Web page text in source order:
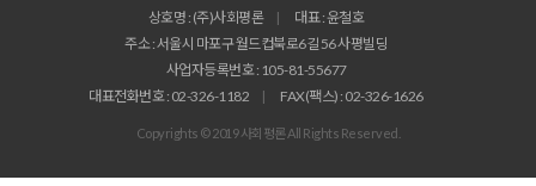
상호명 : (주)사회평론
대표 : 윤철호
주소 : 서울시 마포구 월드컵북로6길 56 사평빌딩
사업자등록번호 : 105-81-55677
대표전화번호 : 02-326-1182
FAX(팩스) : 02-326-1626
Copyrights © 2019 사회평론 All Rights Reserved.